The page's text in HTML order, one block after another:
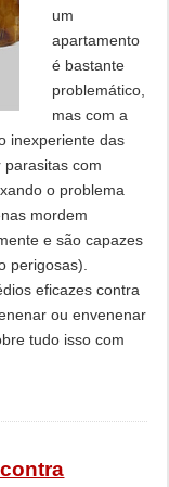
um
apartamento
é bastante
problemático,
mas com a
inexperiente das
com
o problema
mordem
e são capazes
perigosas).
eficazes contra
ou envenenar
tudo isso com